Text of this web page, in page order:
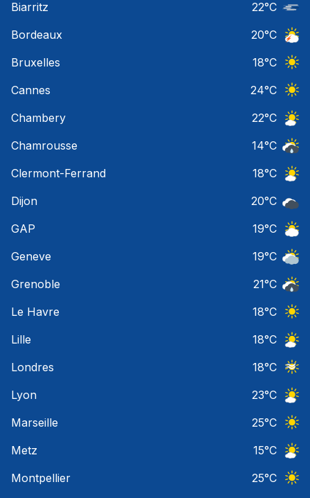
Biarritz
22°C
Bordeaux
20°C
Bruxelles
18°C
Cannes
24°C
Chambery
22°C
Chamrousse
14°C
Clermont-Ferrand
18°C
Dijon
20°C
GAP
19°C
Geneve
19°C
Grenoble
21°C
Le Havre
18°C
Lille
18°C
Londres
18°C
Lyon
23°C
Marseille
25°C
Metz
15°C
Montpellier
25°C